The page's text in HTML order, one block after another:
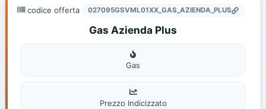
codice offerta 027095GSVML01XX_GAS_AZIENDA_PLUS
Gas Azienda Plus
Gas
Gas
Prezzo Indicizzato